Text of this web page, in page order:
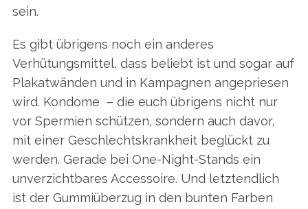
sein.
Es gibt übrigens noch ein anderes
Verhütungsmittel, dass beliebt ist und sogar auf
Plakatwänden und in Kampagnen angepriesen
wird. Kondome – die euch übrigens nicht nur
vor Spermien schützen, sondern auch davor,
mit einer Geschlechtskrankheit beglückt zu
werden. Gerade bei One-Night-Stands ein
unverzichtbares Accessoire. Und letztendlich
ist der Gummiüberzug in den bunten Farben